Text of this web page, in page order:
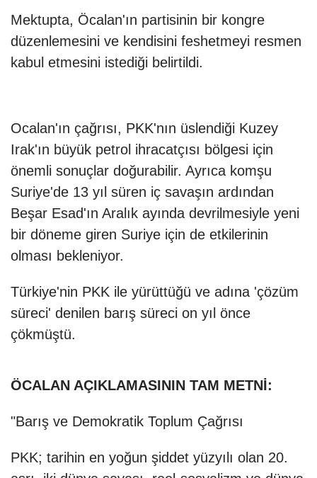
Mektupta, Öcalan'ın partisinin bir kongre
düzenlemesini ve kendisini feshetmeyi resmen
kabul etmesini istediği belirtildi.
Ocalan'ın çağrısı, PKK'nın üslendiği Kuzey
Irak'ın büyük petrol ihracatçısı bölgesi için
önemli sonuçlar doğurabilir. Ayrıca komşu
Suriye'de 13 yıl süren iç savaşın ardından
Beşar Esad'ın Aralık ayında devrilmesiyle yeni
bir döneme giren Suriye için de etkilerinin
olması bekleniyor.
Türkiye'nin PKK ile yürüttüğü ve adına 'çözüm
süreci' denilen barış süreci on yıl önce
çökmüştü.
ÖCALAN AÇIKLAMASININ TAM METNİ:
"Barış ve Demokratik Toplum Çağrısı
PKK; tarihin en yoğun şiddet yüzyılı olan 20.